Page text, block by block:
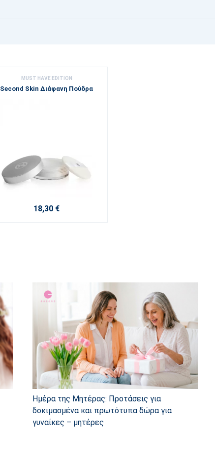
MUST HAVE EDITION
Second Skin Διάφανη Πούδρα
18,30 €
Ημέρα της Μητέρας: Προτάσεις για
δοκιμασμένα και πρωτότυπα δώρα για
γυναίκες – μητέρες